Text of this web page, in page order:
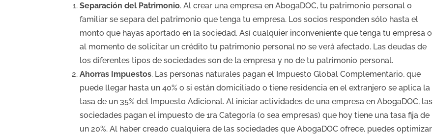
Separación del Patrimonio. Al crear una empresa en AbogaDOC, tu patrimonio personal o
familiar se separa del patrimonio que tenga tu empresa. Los socios responden sólo hasta el
monto que hayas aportado en la sociedad. Así cualquier inconveniente que tenga tu empresa o
al momento de solicitar un crédito tu patrimonio personal no se verá afectado. Las deudas de
los diferentes tipos de sociedades son de la empresa y no de tu patrimonio personal.
Ahorras Impuestos. Las personas naturales pagan el Impuesto Global Complementario, que
puede llegar hasta un 40% o si están domiciliado o tiene residencia en el extranjero se aplica la
tasa de un 35% del Impuesto Adicional. Al iniciar actividades de una empresa en AbogaDOC, las
sociedades pagan el impuesto de 1ra Categoría (o sea empresas) que hoy tiene una tasa fija de
un 20%. Al haber creado cualquiera de las sociedades que AbogaDOC ofrece, puedes optimizar